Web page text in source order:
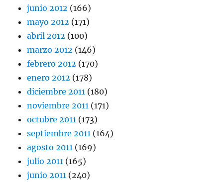
junio 2012 (166)
mayo 2012 (171)
abril 2012 (100)
marzo 2012 (146)
febrero 2012 (170)
enero 2012 (178)
diciembre 2011 (180)
noviembre 2011 (171)
octubre 2011 (173)
septiembre 2011 (164)
agosto 2011 (169)
julio 2011 (165)
junio 2011 (240)